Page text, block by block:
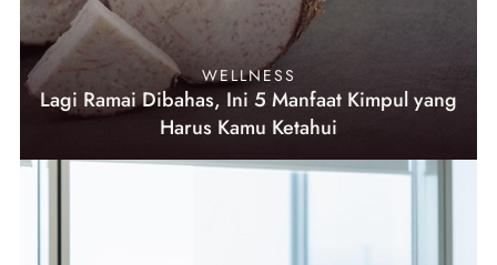
WELLNESS
Lagi Ramai Dibahas, Ini 5 Manfaat Kimpul yang
Harus Kamu Ketahui